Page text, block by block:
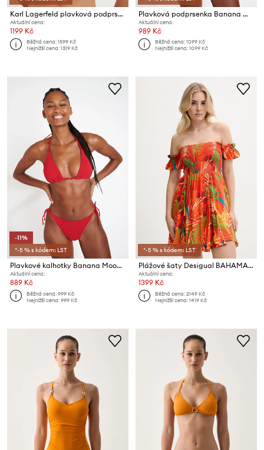
Karl Lagerfeld plavková podprsenka dámská
Aktuální cena:
1199 Kč
Běžná cena:1599 Kč
Nejnižší cena:1319 Kč
Plavková podprsenka Banana Moon Hibiscrun
Aktuální cena:
989 Kč
Běžná cena:1099 Kč
Nejnižší cena:1099 Kč
-11%
*-5 % s kódem: LST
Plavkové kalhotky Banana Moon Hibiscrun
Aktuální cena:
889 Kč
Běžná cena:999 Kč
Nejnižší cena:999 Kč
*-5 % s kódem: LST
Plážové šaty Desigual BAHAMAS DRESS
Aktuální cena:
1399 Kč
Běžná cena:2149 Kč
Nejnižší cena:1419 Kč